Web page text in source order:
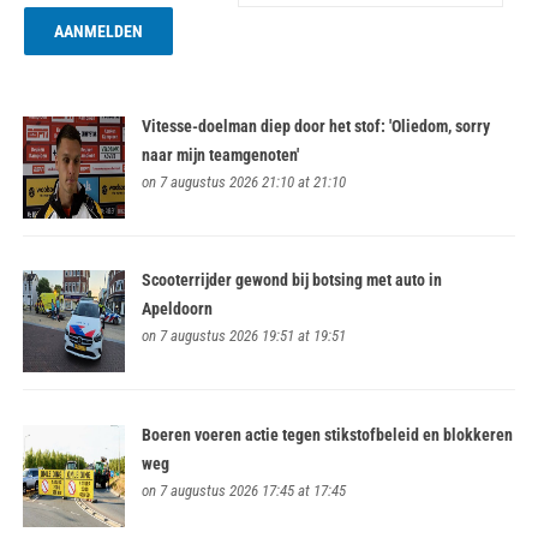
Vitesse-doelman diep door het stof: 'Oliedom, sorry
naar mijn teamgenoten'
on 7 augustus 2026 21:10 at 21:10
Scooterrijder gewond bij botsing met auto in
Apeldoorn
on 7 augustus 2026 19:51 at 19:51
Boeren voeren actie tegen stikstofbeleid en blokkeren
weg
on 7 augustus 2026 17:45 at 17:45